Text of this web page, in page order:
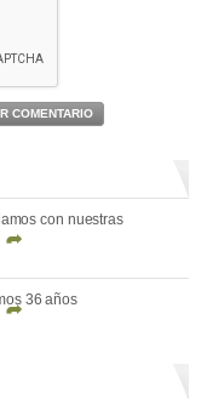
COMENTARIO
con nuestras
36 años